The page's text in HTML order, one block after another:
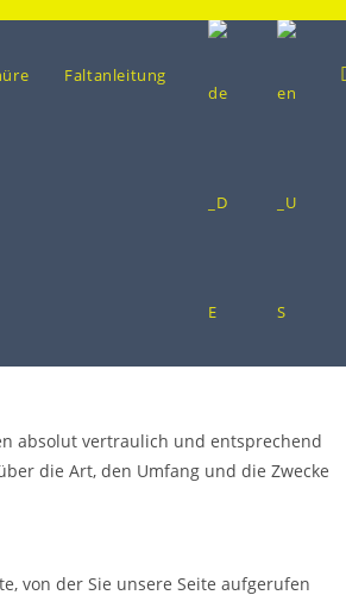
Faltanleitung
absolut vertraulich und entsprechend
die Art, den Umfang und die Zwecke
von der Sie unsere Seite aufgerufen